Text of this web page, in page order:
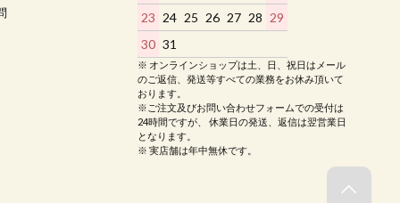
23 24 25 26 27 28 29
30 31
※ オンラインショップは土、日、祝日はメール
のご返信、発送等すべての業務をお休み頂いて
おります。
※ご注文及びお問い合わせフォームでの受付は
24時間ですが、 休業日の発送、返信は翌営業日
となります。
※ 実店舗は年中無休です。